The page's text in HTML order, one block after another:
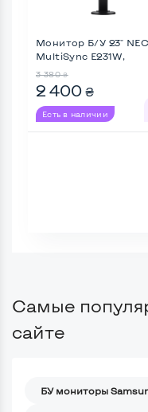
Монитор Б/У 23" NEC
MultiSync E231W,
3 380 ₴
2 400 ₴
Есть в наличии
Самые
сайте
БУ мониторы